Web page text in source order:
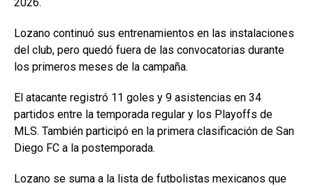
Lozano continuó sus entrenamientos en las instalaciones
del club, pero quedó fuera de las convocatorias durante
los primeros meses de la campaña.
El atacante registró 11 goles y 9 asistencias en 34
partidos entre la temporada regular y los Playoffs de
MLS. También participó en la primera clasificación de San
Diego FC a la postemporada.
Lozano se suma a la lista de futbolistas mexicanos que